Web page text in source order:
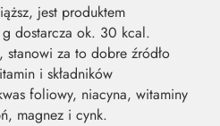
jest produktem
dostarcza ok. 30 kcal.
stanowi za to dobre źródło
i składników
foliowy, niacyna, witaminy
magnez i cynk.